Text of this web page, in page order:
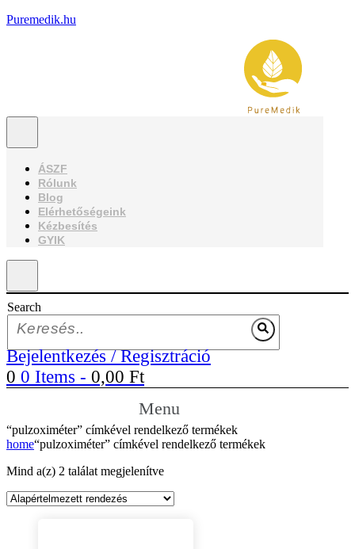
Puremedik.hu
ÁSZF
Rólunk
Blog
Elérhetőségeink
Kézbesítés
GYIK
Search
Bejelentkezés / Regisztráció
0 0 Items - 0,00 Ft
Menu
“pulzoximéter” címkével rendelkező termékek
home“pulzoximéter” címkével rendelkező termékek
Mind a(z) 2 találat megjelenítve